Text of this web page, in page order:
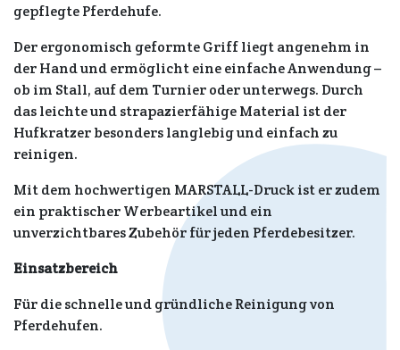
gepflegte Pferdehufe.
Der ergonomisch geformte Griff liegt angenehm in
der Hand und ermöglicht eine einfache Anwendung –
ob im Stall, auf dem Turnier oder unterwegs. Durch
das leichte und strapazierfähige Material ist der
Hufkratzer besonders langlebig und einfach zu
reinigen.
Mit dem hochwertigen MARSTALL-Druck ist er zudem
ein praktischer Werbeartikel und ein
unverzichtbares Zubehör für jeden Pferdebesitzer.
Einsatzbereich
Für die schnelle und gründliche Reinigung von
Pferdehufen.